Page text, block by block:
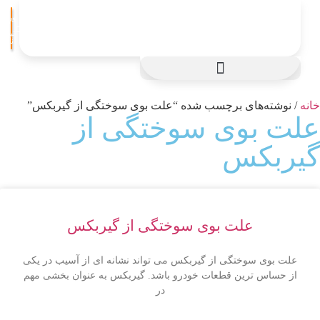
ورود
/
ثبت
نام
/ نوشته‌های برچسب شده “علت بوی سوختگی از گیربکس”
بوی سوختگی از
علت بوی سوختگی از گیربکس
علت بوی سوختگی از گیربکس می تواند نشانه ای از آسیب در یکی
از حساس ترین قطعات خودرو باشد. گیربکس به عنوان بخشی مهم
در